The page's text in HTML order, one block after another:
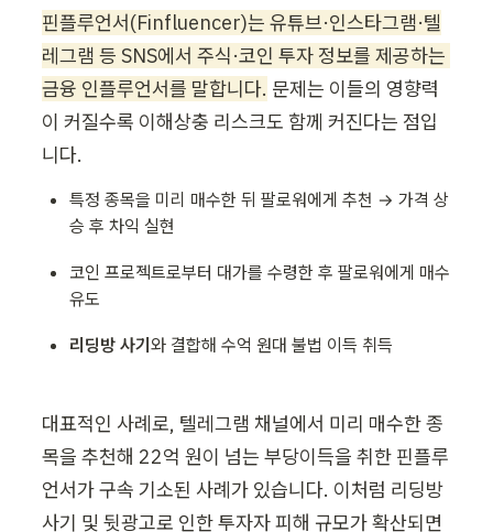
핀플루언서(Finfluencer)는 유튜브·인스타그램·텔
레그램 등 SNS에서 주식·코인 투자 정보를 제공하는
금융 인플루언서를 말합니다. 문제는 이들의 영향력
이 커질수록 이해상충 리스크도 함께 커진다는 점입
니다.
특정 종목을 미리 매수한 뒤 팔로워에게 추천 → 가격 상
승 후 차익 실현
코인 프로젝트로부터 대가를 수령한 후 팔로워에게 매수
유도
리딩방 사기와 결합해 수억 원대 불법 이득 취득
대표적인 사례로, 텔레그램 채널에서 미리 매수한 종
목을 추천해 22억 원이 넘는 부당이득을 취한 핀플루
언서가 구속 기소된 사례가 있습니다. 이처럼 리딩방
사기 및 뒷광고로 인한 투자자 피해 규모가 확산되면